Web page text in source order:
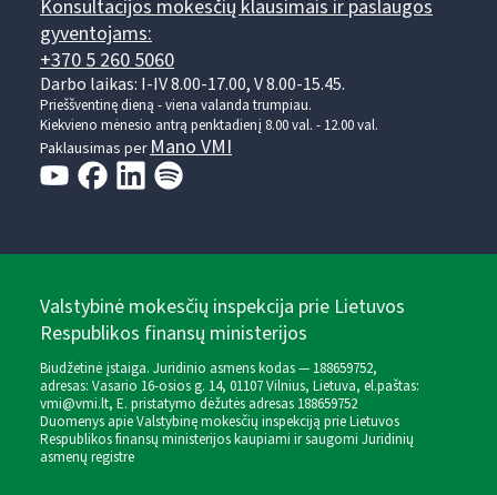
Konsultacijos mokesčių klausimais ir paslaugos
gyventojams:
+370 5 260 5060
Darbo laikas: I-IV 8.00-17.00, V 8.00-15.45.
Prieššventinę dieną - viena valanda trumpiau.
Kiekvieno mėnesio antrą penktadienį 8.00 val. - 12.00 val.
Paklausimas perMano VMI
Valstybinė mokesčių inspekcija prie Lietuvos
Respublikos finansų ministerijos
Biudžetinė įstaiga. Juridinio asmens kodas — 188659752,
adresas: Vasario 16-osios g. 14, 01107 Vilnius, Lietuva, el.paštas:
vmi@vmi.lt, E. pristatymo dėžutės adresas 188659752
Duomenys apie Valstybinę mokesčių inspekciją prie Lietuvos
Respublikos finansų ministerijos kaupiami ir saugomi Juridinių
asmenų registre